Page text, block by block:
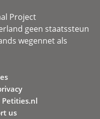
Project
geen staatssteun
wegennet als
us